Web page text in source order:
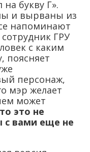
букву Г».
и вырваны из
напоминают
ГРУ
с каким
поясняет
персонаж,
мэр желает
может
это не
с вами еще не